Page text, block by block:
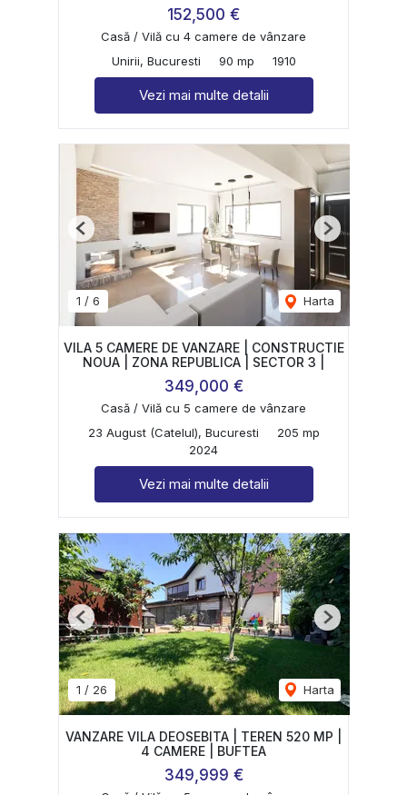
152,500 €
Casă / Vilă cu 4 camere de vânzare
Unirii, Bucuresti
90 mp 1910
Vezi mai multe detalii
1 / 6 Harta
Previous Next
VILA 5 CAMERE DE VANZARE | CONSTRUCTIE
NOUA | ZONA REPUBLICA | SECTOR 3 |
349,000 €
Casă / Vilă cu 5 camere de vânzare
23 August (Catelul), Bucuresti
205 mp
2024
Vezi mai multe detalii
1 / 26 Harta
Previous Next
VANZARE VILA DEOSEBITA | TEREN 520 MP |
4 CAMERE | BUFTEA
349,999 €